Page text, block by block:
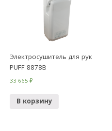
Электросушитель для рук
PUFF 8878B
33 665₽
В корзину